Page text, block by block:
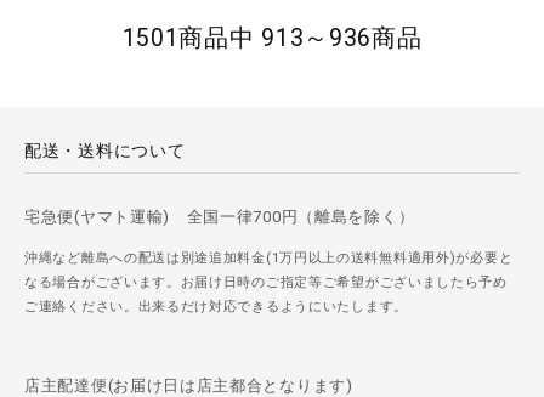
1501商品中 913～936商品
配送・送料について
宅急便(ヤマト運輸) 全国一律700円（離島を除く）
沖縄など離島への配送は別途追加料金(1万円以上の送料無料適用外)が必要と
なる場合がございます。お届け日時のご指定等ご希望がございましたら予め
ご連絡ください。出来るだけ対応できるようにいたします。
店主配達便(お届け日は店主都合となります)